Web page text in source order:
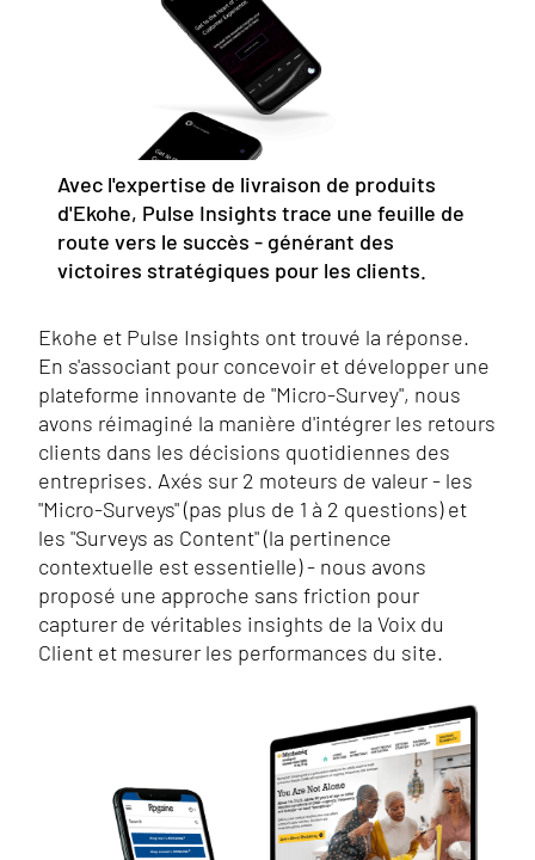
Avec l'expertise de livraison de produits
d'Ekohe, Pulse Insights trace une feuille de
route vers le succès - générant des
victoires stratégiques pour les clients.
Ekohe et Pulse Insights ont trouvé la réponse.
En s'associant pour concevoir et développer une
plateforme innovante de "Micro-Survey", nous
avons réimaginé la manière d'intégrer les retours
clients dans les décisions quotidiennes des
entreprises. Axés sur 2 moteurs de valeur - les
"Micro-Surveys" (pas plus de 1 à 2 questions) et
les "Surveys as Content" (la pertinence
contextuelle est essentielle) - nous avons
proposé une approche sans friction pour
capturer de véritables insights de la Voix du
Client et mesurer les performances du site.